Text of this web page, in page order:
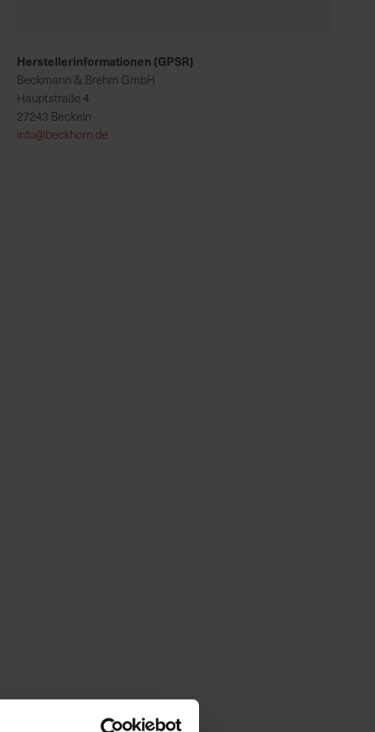
Herstellerinformationen (GPSR)
Beckmann & Brehm GmbH
Hauptstraße 4
27243 Beckeln
info@beckhorn.de